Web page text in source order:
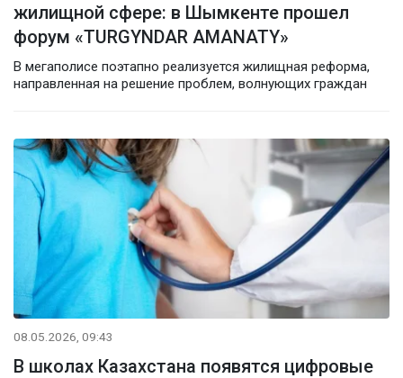
жилищной сфере: в Шымкенте прошел
форум «TURGYNDAR AMANATY»
В мегаполисе поэтапно реализуется жилищная реформа,
направленная на решение проблем, волнующих граждан
08.05.2026, 09:43
В школах Казахстана появятся цифровые